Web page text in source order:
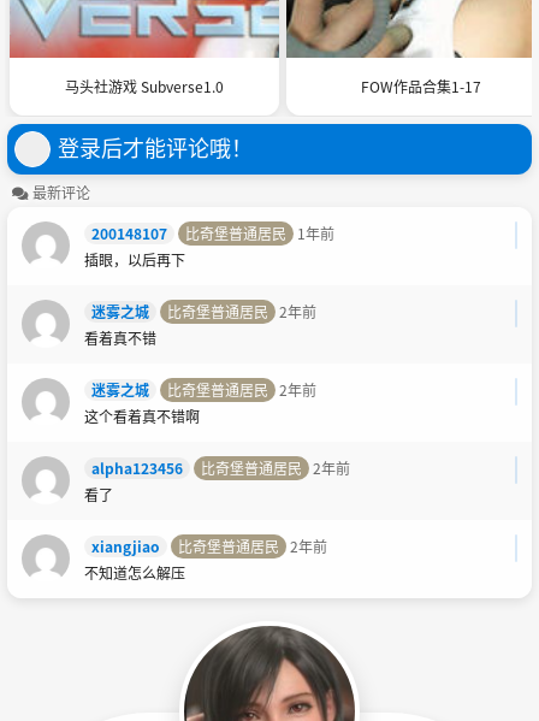
马头社游戏 Subverse1.0 FOW作品合集1-17
登录后才能评论哦！
最新评论
200148107
比奇堡普通居民
1年前
插眼，以后再下
迷雾之城 比奇堡普通居民 2年前
看着真不错
迷雾之城 比奇堡普通居民 2年前
这个看着真不错啊
alpha123456 比奇堡普通居民 2年前
看了
xiangjiao 比奇堡普通居民 2年前
不知道怎么解压